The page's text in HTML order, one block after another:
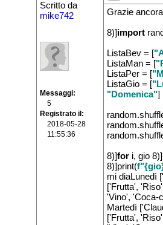
Scritto da
mike742
Messaggi
5
Registrato il
2018-05-28
11:55:36
Grazie
8)]import
ListaBev = [
ListaMan = [
ListaPer = [
ListaGio = [
"Domenica"]
8)]for i, gio 8)]
8)]print(
mi diaLunedì
['Frutta',
'Vino', 'Coca-
Martedì
['Frutta',